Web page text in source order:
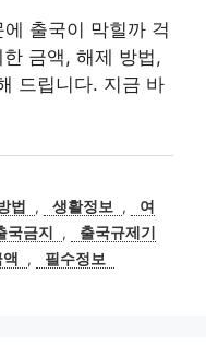
출국이 막힐까 걱
금액, 해제 방법,
드립니다. 지금 바
법 , 생활정보 ,
여
국금지 ,
출국규제기
, 필수정보